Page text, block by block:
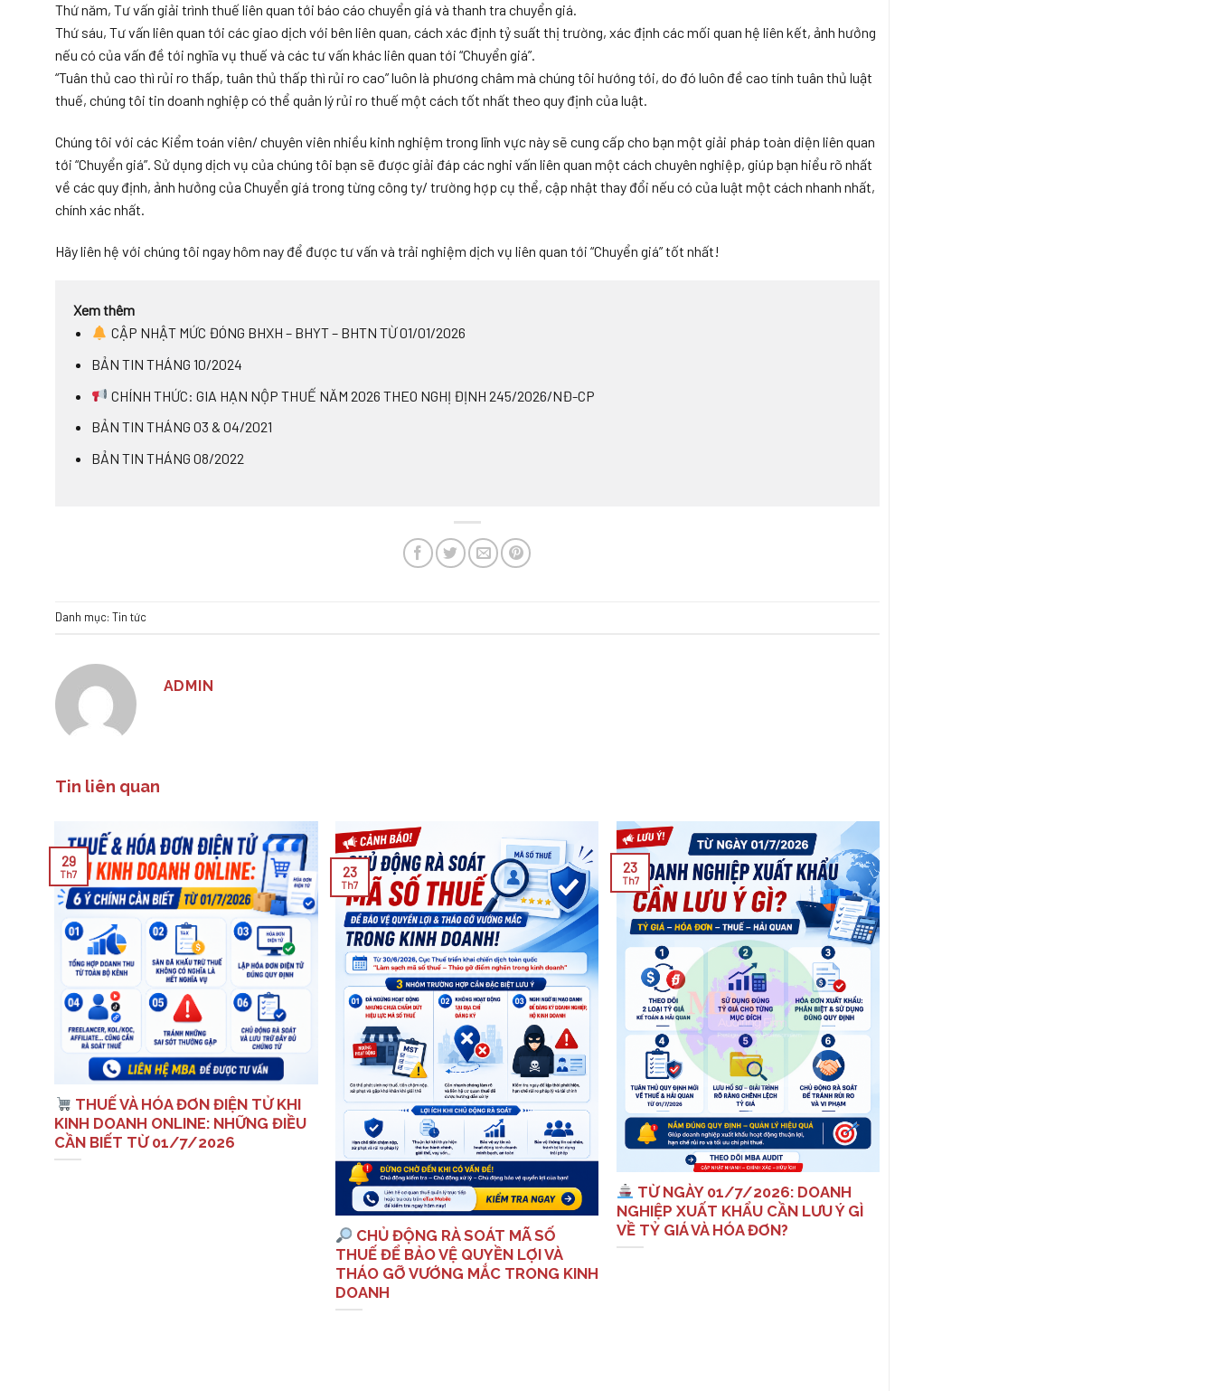
Thứ năm, Tư vấn giải trình thuế liên quan tới báo cáo chuyển giá và thanh tra chuyển giá.
Thứ sáu, Tư vấn liên quan tới các giao dịch với bên liên quan, cách xác định tỷ suất thị trường, xác định các mối quan hệ liên kết, ảnh hưởng
nếu có của vấn đề tới nghĩa vụ thuế và các tư vấn khác liên quan tới “Chuyển giá”.
“Tuân thủ cao thì rủi ro thấp, tuân thủ thấp thì rủi ro cao” luôn là phương châm mà chúng tôi hướng tới, do đó luôn đề cao tính tuân thủ luật
thuế, chúng tôi tin doanh nghiệp có thể quản lý rủi ro thuế một cách tốt nhất theo quy định của luật.
Chúng tôi với các Kiểm toán viên/ chuyên viên nhiều kinh nghiệm trong lĩnh vực này sẽ cung cấp cho bạn một giải pháp toàn diện liên quan
tới “Chuyển giá”. Sử dụng dịch vụ của chúng tôi bạn sẽ được giải đáp các nghi vấn liên quan một cách chuyên nghiệp, giúp bạn hiểu rõ nhất
về các quy định, ảnh hưởng của Chuyển giá trong từng công ty/ trường hợp cụ thể, cập nhật thay đổi nếu có của luật một cách nhanh nhất,
chính xác nhất.
Hãy liên hệ với chúng tôi ngay hôm nay để được tư vấn và trải nghiệm dịch vụ liên quan tới “Chuyển giá” tốt nhất!
Xem thêm
CẬP NHẬT MỨC ĐÓNG BHXH – BHYT – BHTN TỪ 01/01/2026
BẢN TIN THÁNG 10/2024
CHÍNH THỨC: GIA HẠN NỘP THUẾ NĂM 2026 THEO NGHỊ ĐỊNH 245/2026/NĐ-CP
BẢN TIN THÁNG 03 & 04/2021
BẢN TIN THÁNG 08/2022
Danh mục: Tin tức
ADMIN
Tin liên quan
THUẾ VÀ HÓA ĐƠN ĐIỆN TỬ KHI
KINH DOANH ONLINE: NHỮNG ĐIỀU
CẦN BIẾT TỪ 01/7/2026
29
Th7
CHỦ ĐỘNG RÀ SOÁT MÃ SỐ
THUẾ ĐỂ BẢO VỆ QUYỀN LỢI VÀ
THÁO GỠ VƯỚNG MẮC TRONG KINH
DOANH
23
Th7
TỪ NGÀY 01/7/2026: DOANH
NGHIỆP XUẤT KHẨU CẦN LƯU Ý GÌ
VỀ TỶ GIÁ VÀ HÓA ĐƠN?
23
Th7